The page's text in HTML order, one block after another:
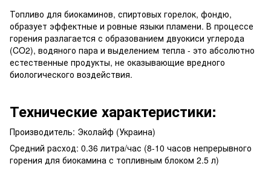
Топливо для биокаминов, спиртовых горелок, фондю,
образует эффектные и ровные языки пламени. В процессе
горения разлагается с образованием двуокиси углерода
(CO2), водяного пара и выделением тепла - это абсолютно
естественные продукты, не оказывающие вредного
биологического воздействия.
Технические характеристики:
Производитель: Эколайф (Украина)
Средний расход: 0.36 литра/час (8-10 часов непрерывного
горения для биокамина с топливным блоком 2.5 л)